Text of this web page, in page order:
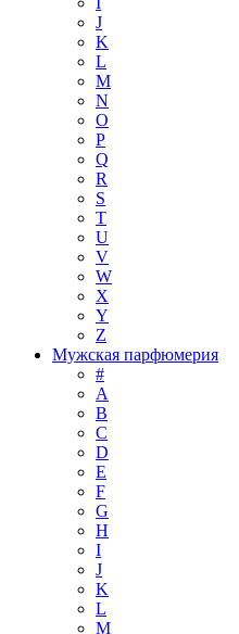
J
K
L
M
N
O
P
Q
R
S
T
U
V
W
X
Y
Z
Мужская парфюмерия
#
A
B
C
D
E
F
G
H
I
J
K
L
M